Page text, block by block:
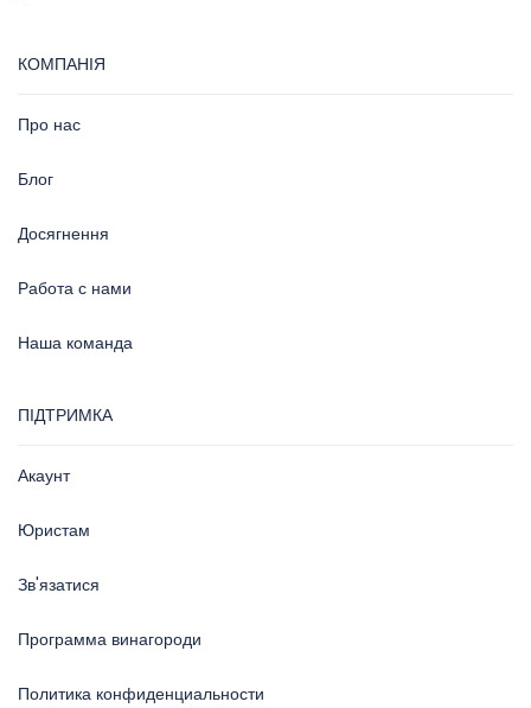
КОМПАНІЯ
Про нас
Блог
Досягнення
Работа с нами
Наша команда
ПІДТРИМКА
Акаунт
Юристам
Зв'язатися
Программа винагороди
Политика конфиденциальности